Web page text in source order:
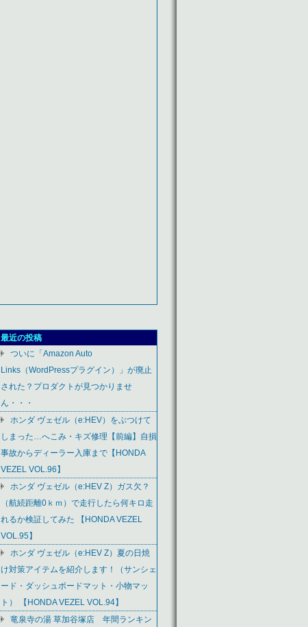
最近の投稿
ついに「Amazon Auto
Links（WordPressプラグイン）」が廃止
された？プロダクトが見つかりませ
ん・・・
ホンダ ヴェゼル（e:HEV）をぶつけて
しまった…へこみ・キズ修理【前編】自損
事故からディーラー入庫まで【HONDA
VEZEL VOL.96】
ホンダ ヴェゼル（e:HEV Z）ガス欠？
（航続距離0ｋｍ）で走行したら何キロ走
れるか検証してみた 【HONDA VEZEL
VOL.95】
ホンダ ヴェゼル（e:HEV Z）夏の日焼
け対策アイテムを紹介します！（サンシェ
ード・ダッシュボードマット・小物マッ
ト） 【HONDA VEZEL VOL.94】
竜泉寺の湯 草加谷塚店 年間ランキン